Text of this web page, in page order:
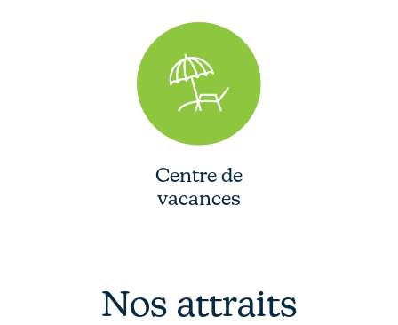
Centre de
vacances
Nos attraits